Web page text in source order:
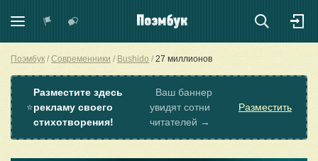
Поэмбук Современники Bushido 27 миллионов
⭐
Разместите здесь
рекламу своего
стихотворения!
Ваш баннер
увидят сотни
читателей →
Разместить